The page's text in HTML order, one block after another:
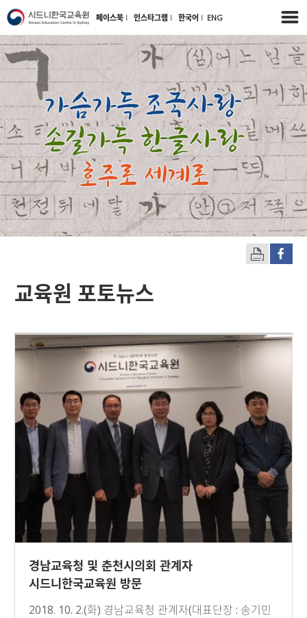
페이스북 l 인스타그램 l 한국어 l ENG
교육원 포토뉴스
경남교육청 및 춘천시의회 관계자
시드니한국교육원 방문
2018. 10. 2.(화) 경남교육청 관계자(대표단장 : 송기민